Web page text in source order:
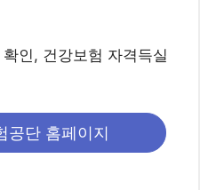
인, 건강보험 자격득실
공단 홈페이지